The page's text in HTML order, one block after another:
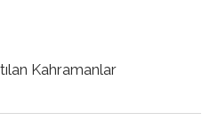
Kahramanlar